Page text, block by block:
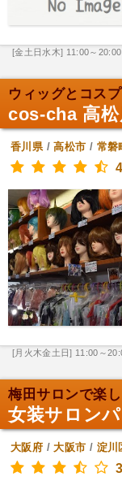
[金土日水木] 11:00～20:00
ウィッグとコス
cos-cha 高松
香川県/高松市 / 常磐
[月火木金土日] 11:00～
梅田サロンで楽
女装サロン
大阪府 /大阪市 / 淀川